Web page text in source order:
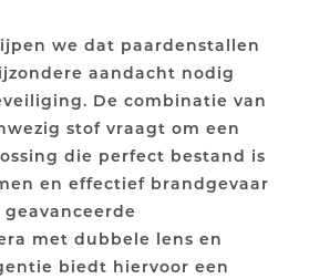
we dat paardenstallen
aandacht nodig
De combinatie van
stof vraagt om een
die perfect bestand is
en effectief brandgevaar
met dubbele lens en
biedt hiervoor een